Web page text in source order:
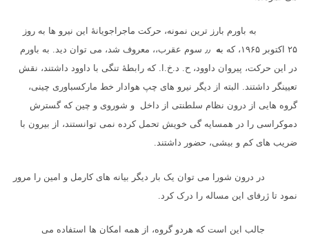
به باورم بارز ترین نمونه، حرکت ماجراجویانهٔ این نیرو ها به روز
۲۵ اکتوبر ۱۹۶۵ ، که به ٫٫ سوم عقرب،، معروف شد، می توان دید. به باورم
در این حرکت، پیروان داوود، ح. د.خ.ا. که رابطهٔ تنگی با داوود داشتند، نقش
تعیینگر داشتند. البته از دیگر نیرو های چپ هوادار خط مارکسباوری چینی،
گروه هایی از درون نظام سلطنتی از داخل و شوروی و چین که گسترش
دموکراسی را در همسایه گی خویش تحمل کرده نمی توانستند، از بیرون با
ضریب های کم و بیشی، حضور داشتند.
در درون شورا می توان یک بار دیگر بیانه های کارمل و امین را مرور
نمود تا ژرفای این مساله را درک کرد.
جالب این است که هردو گروه، از همه امکان ها استفاده می